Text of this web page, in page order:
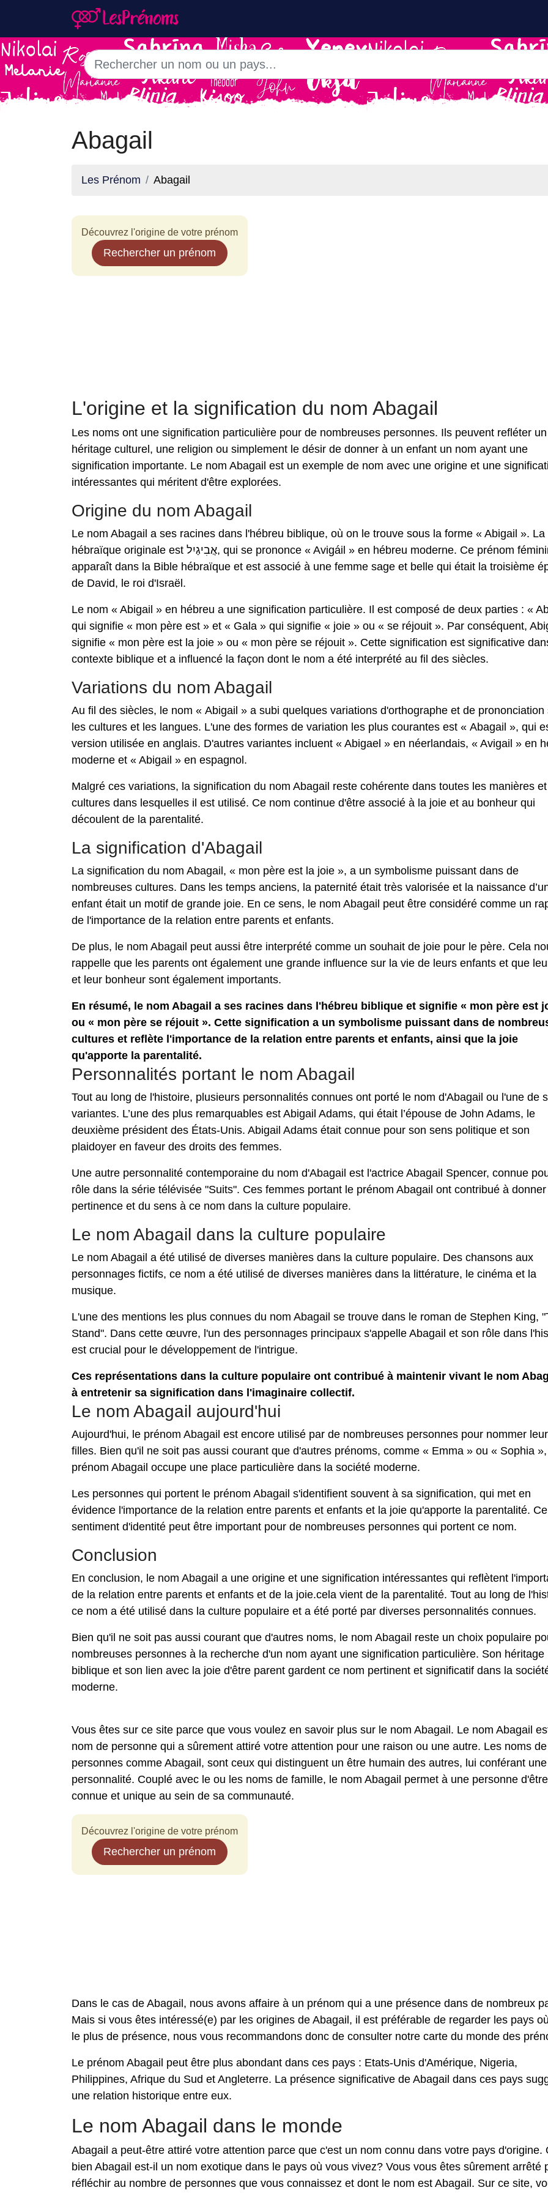
Abagail
Les Prénom Abagail
Découvrez l'origine de votre prénom
Rechercher un prénom
L'origine et la signification du nom Abagail
Les noms ont une signification particulière pour de nombreuses personnes. Ils peuvent refléter un
héritage culturel, une religion ou simplement le désir de donner à un enfant un nom ayant une
signification importante. Le nom Abagail est un exemple de nom avec une origine et une
intéressantes qui méritent d'être explorées.
Origine du nom Abagail
Le nom Abagail a ses racines dans l'hébreu biblique, où on le trouve sous la forme « Abigail ». La
hébraïque originale est אֲבִיגַיִל, qui se prononce « Avigáil » en hébreu moderne. Ce prénom féminin
apparaît dans la Bible hébraïque et est associé à une femme sage et belle qui était la troisième
de David, le roi d'Israël.
Le nom « Abigail » en hébreu a une signification particulière. Il est composé de deux parties : «
qui signifie « mon père est » et « Gala » qui signifie « joie » ou « se réjouit ». Par conséquent,
signifie « mon père est la joie » ou « mon père se réjouit ». Cette signification est significative
contexte biblique et a influencé la façon dont le nom a été interprété au fil des siècles.
Variations du nom Abagail
Au fil des siècles, le nom « Abigail » a subi quelques variations d'orthographe et de prononciation
les cultures et les langues. L'une des formes de variation les plus courantes est « Abagail », qui
version utilisée en anglais. D'autres variantes incluent « Abigael » en néerlandais, « Avigail » en
moderne et « Abigail » en espagnol.
Malgré ces variations, la signification du nom Abagail reste cohérente dans toutes les manières et
cultures dans lesquelles il est utilisé. Ce nom continue d'être associé à la joie et au bonheur qui
découlent de la parentalité.
La signification d'Abagail
La signification du nom Abagail, « mon père est la joie », a un symbolisme puissant dans de
nombreuses cultures. Dans les temps anciens, la paternité était très valorisée et la naissance
enfant était un motif de grande joie. En ce sens, le nom Abagail peut être considéré comme un
de l'importance de la relation entre parents et enfants.
De plus, le nom Abagail peut aussi être interprété comme un souhait de joie pour le père. Cela
rappelle que les parents ont également une grande influence sur la vie de leurs enfants et que
et leur bonheur sont également importants.
En résumé, le nom Abagail a ses racines dans l'hébreu biblique et signifie « mon père est
ou « mon père se réjouit ». Cette signification a un symbolisme puissant dans de
cultures et reflète l'importance de la relation entre parents et enfants, ainsi que la joie
qu'apporte la parentalité.
Personnalités portant le nom Abagail
Tout au long de l'histoire, plusieurs personnalités connues ont porté le nom d'Abagail ou l'une de
variantes. L’une des plus remarquables est Abigail Adams, qui était l’épouse de John Adams, le
deuxième président des États-Unis. Abigail Adams était connue pour son sens politique et son
plaidoyer en faveur des droits des femmes.
Une autre personnalité contemporaine du nom d'Abagail est l'actrice Abagail Spencer, connue
rôle dans la série télévisée "Suits". Ces femmes portant le prénom Abagail ont contribué à
pertinence et du sens à ce nom dans la culture populaire.
Le nom Abagail dans la culture populaire
Le nom Abagail a été utilisé de diverses manières dans la culture populaire. Des chansons aux
personnages fictifs, ce nom a été utilisé de diverses manières dans la littérature, le cinéma et la
musique.
L'une des mentions les plus connues du nom Abagail se trouve dans le roman de Stephen King,
Stand". Dans cette œuvre, l'un des personnages principaux s'appelle Abagail et son rôle dans
est crucial pour le développement de l'intrigue.
Ces représentations dans la culture populaire ont contribué à maintenir vivant le nom
à entretenir sa signification dans l'imaginaire collectif.
Le nom Abagail aujourd'hui
Aujourd'hui, le prénom Abagail est encore utilisé par de nombreuses personnes pour nommer
filles. Bien qu'il ne soit pas aussi courant que d'autres prénoms, comme « Emma » ou « Sophia
prénom Abagail occupe une place particulière dans la société moderne.
Les personnes qui portent le prénom Abagail s'identifient souvent à sa signification, qui met en
évidence l'importance de la relation entre parents et enfants et la joie qu'apporte la parentalité. Ce
sentiment d'identité peut être important pour de nombreuses personnes qui portent ce nom.
Conclusion
En conclusion, le nom Abagail a une origine et une signification intéressantes qui reflètent
de la relation entre parents et enfants et de la joie.cela vient de la parentalité. Tout au long de
ce nom a été utilisé dans la culture populaire et a été porté par diverses personnalités connues.
Bien qu'il ne soit pas aussi courant que d'autres noms, le nom Abagail reste un choix populaire
nombreuses personnes à la recherche d'un nom ayant une signification particulière. Son héritage
biblique et son lien avec la joie d'être parent gardent ce nom pertinent et significatif dans la
moderne.
Vous êtes sur ce site parce que vous voulez en savoir plus sur le nom Abagail. Le nom Abagail
nom de personne qui a sûrement attiré votre attention pour une raison ou une autre. Les noms de
personnes comme Abagail, sont ceux qui distinguent un être humain des autres, lui conférant une
personnalité. Couplé avec le ou les noms de famille, le nom Abagail permet à une personne d'être
connue et unique au sein de sa communauté.
Découvrez l'origine de votre prénom
Rechercher un prénom
Dans le cas de Abagail, nous avons affaire à un prénom qui a une présence dans de nombreux
Mais si vous êtes intéressé(e) par les origines de Abagail, il est préférable de regarder les pays
le plus de présence, nous vous recommandons donc de consulter notre carte du monde des
Le prénom Abagail peut être plus abondant dans ces pays : Etats-Unis d'Amérique, Nigeria,
Philippines, Afrique du Sud et Angleterre. La présence significative de Abagail dans ces pays
une relation historique entre eux.
Le nom Abagail dans le monde
Abagail a peut-être attiré votre attention parce que c'est un nom connu dans votre pays d'origine.
bien Abagail est-il un nom exotique dans le pays où vous vivez? Vous vous êtes sûrement arrêté
réfléchir au nombre de personnes que vous connaissez et dont le nom est Abagail. Sur ce site,